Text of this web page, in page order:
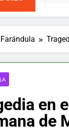
Farándula
en
de